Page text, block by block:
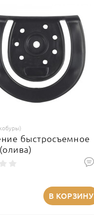
быстросъемное
В КОРЗИНУ